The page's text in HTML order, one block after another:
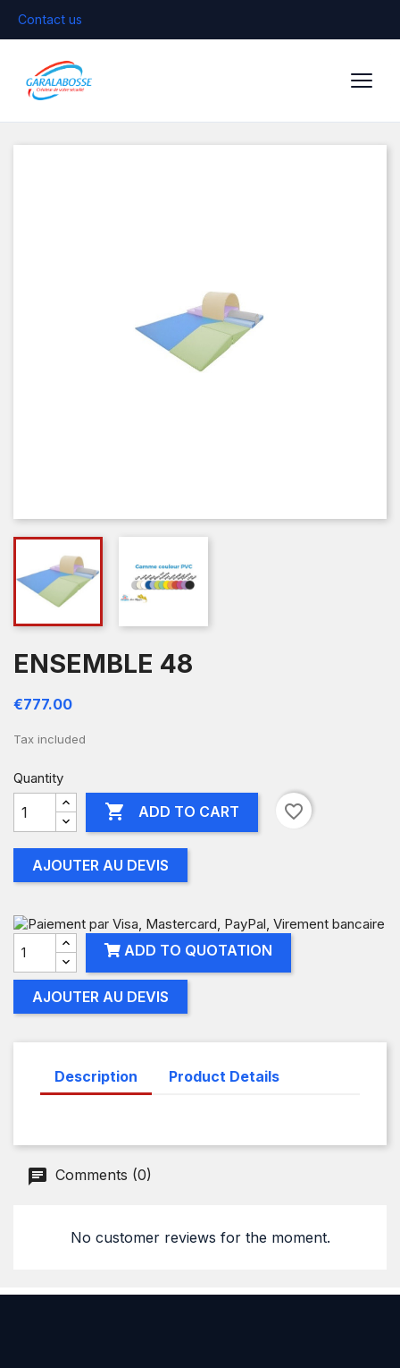
Contact us
ENSEMBLE 48
€777.00
Tax included
Quantity
 ADD TO CART favorite_border
AJOUTER AU DEVIS
ADD TO QUOTATION
AJOUTER AU DEVIS
Description Product Details
Comments (0)
No customer reviews for the moment.